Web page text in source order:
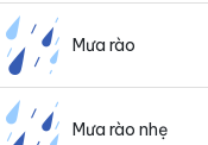
Mưa rào
Mưa rào nhẹ